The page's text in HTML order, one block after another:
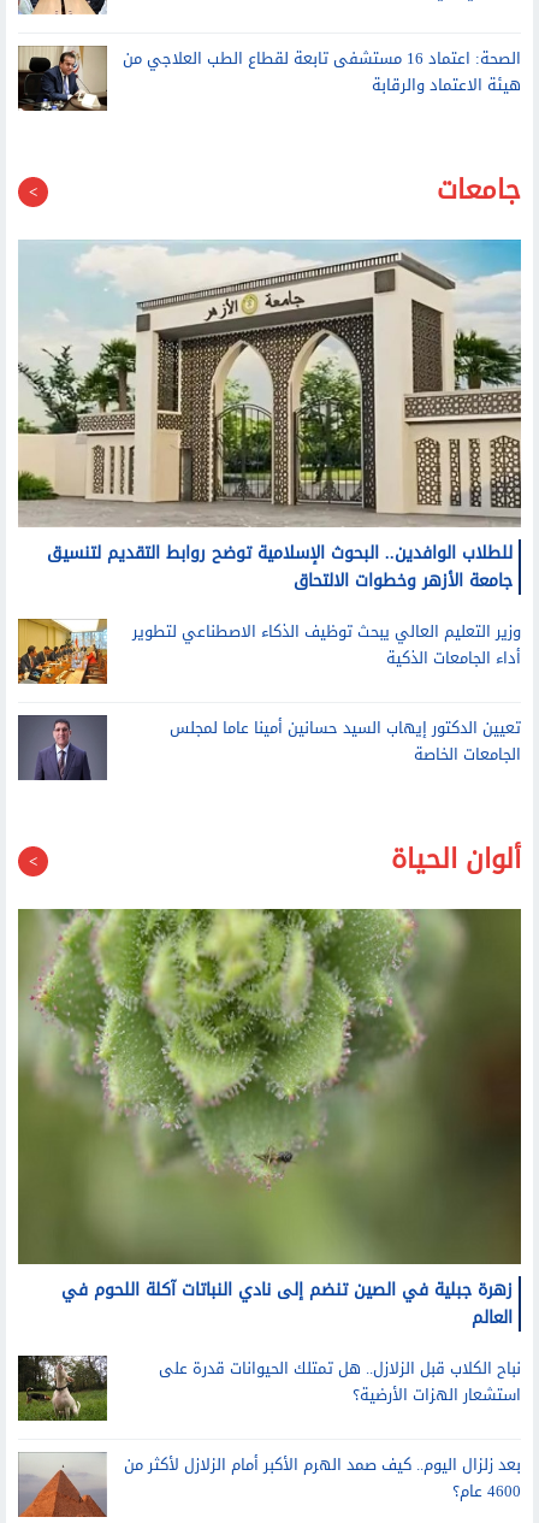
الصحة: اعتماد 16 مستشفى تابعة لقطاع الطب العلاجي من
هيئة الاعتماد والرقابة
جامعات
للطلاب الوافدين.. البحوث الإسلامية توضح روابط التقديم لتنسيق
جامعة الأزهر وخطوات الالتحاق
وزير التعليم العالي يبحث توظيف الذكاء الاصطناعي لتطوير
أداء الجامعات الذكية
تعيين الدكتور إيهاب السيد حسانين أمينا عاما لمجلس
الجامعات الخاصة
ألوان الحياة
زهرة جبلية في الصين تنضم إلى نادي النباتات آكلة اللحوم في
العالم
نباح الكلاب قبل الزلازل.. هل تمتلك الحيوانات قدرة على
استشعار الهزات الأرضية؟
بعد زلزال اليوم.. كيف صمد الهرم الأكبر أمام الزلازل لأكثر من